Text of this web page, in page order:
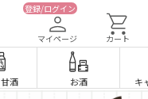
登録/ログイン
マイページ カート
甘酒 お酒 キ